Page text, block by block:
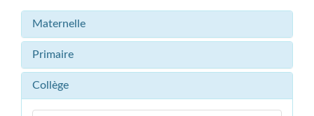
Maternelle
Primaire
Collège